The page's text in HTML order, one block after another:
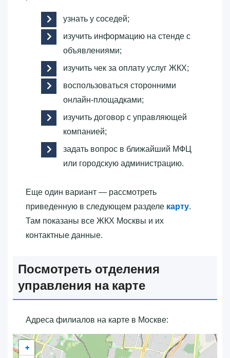
узнать у соседей;
изучить информацию на стенде с
объявлениями;
изучить чек за оплату услуг ЖКХ;
воспользоваться сторонними
онлайн-площадками;
изучить договор с управляющей
компанией;
задать вопрос в ближайший МФЦ
или городскую администрацию.
Еще один вариант — рассмотреть
приведенную в следующем разделе карту.
Там показаны все ЖКХ Москвы и их
контактные данные.
Посмотреть отделения
управления на карте
Адреса филиалов на карте в Москве:
+